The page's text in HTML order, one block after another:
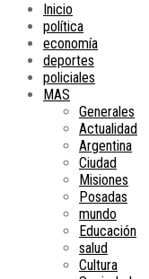
Inicio
política
economía
deportes
policiales
MAS
Generales
Actualidad
Argentina
Ciudad
Misiones
Posadas
mundo
Educación
salud
Cultura